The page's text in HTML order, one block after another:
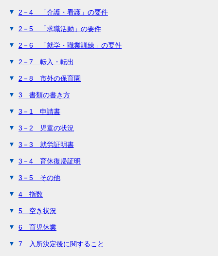
2－4 「介護・看護」の要件
2－5 「求職活動」の要件
2－6 「就学・職業訓練」の要件
2－7 転入・転出
2－8 市外の保育園
3 書類の書き方
3－1 申請書
3－2 児童の状況
3－3 就労証明書
3－4 育休復帰証明
3－5 その他
4 指数
5 空き状況
6 育児休業
7 入所決定後に関すること